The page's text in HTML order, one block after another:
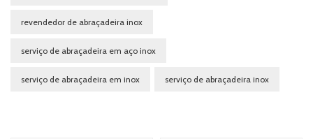
revendedor de abraçadeira inox
serviço de abraçadeira em aço inox
serviço de abraçadeira em inox serviço de abraçadeira inox